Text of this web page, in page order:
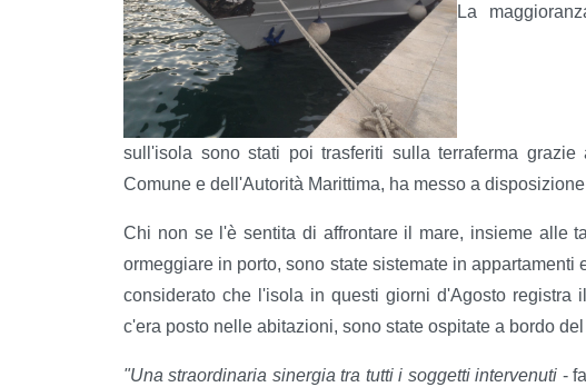
La
sull'isola sono stati poi trasferiti sulla terraferma
Comune e dell'Autorità Marittima, ha messo a
Chi non se l'è sentita di affrontare il mare, insieme alle
ormeggiare in porto, sono state sistemate in
considerato che l'isola in questi giorni d'Agosto registra
c'era posto nelle abitazioni, sono state ospitate a bordo del
"Una straordinaria sinergia tra tutti i soggetti intervenuti -